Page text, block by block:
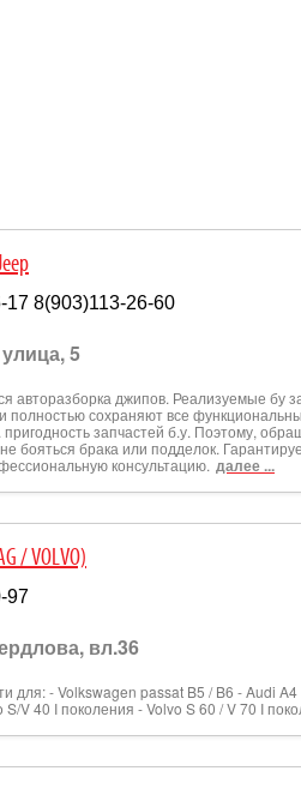
17 8(903)113-26-60
5
авторазборка джипов. Реализуемые бу
полностью сохраняют все
запчастей б.у. Поэтому,
бояться брака или подделок.
консультацию. далее ...
/ VOLVO)
97
вл.36
для: - Volkswagen passat B5 / B6 - Audi
V 40 I поколения - Volvo S 60 / V 70 I